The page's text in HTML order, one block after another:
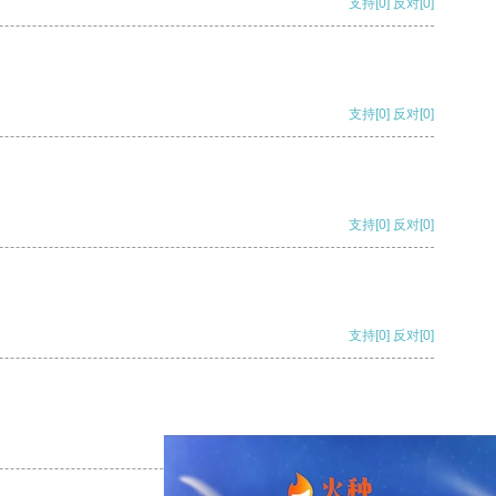
支持 [0] 反对 [0]
支持[0] 反对[0]
支持[0] 反对[0]
支持[0] 反对[0]